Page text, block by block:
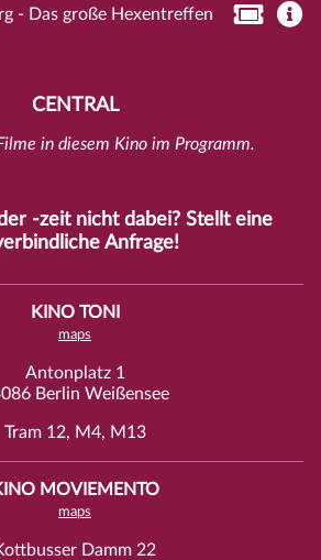
- Das große Hexentreffen
CENTRAL
in diesem Kino im Programm.
-zeit nicht dabei? Stellt eine
Anfrage!
KINO TONI
maps
Antonplatz 1
Berlin Weißensee
Tram 12, M4, M13
MOVIEMENTO
maps
Damm 22